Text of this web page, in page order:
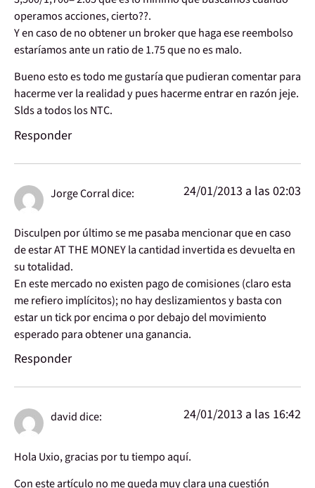
operamos acciones, cierto??.
Y en caso de no obtener un broker que haga ese reembolso
estaríamos ante un ratio de 1.75 que no es malo.
Bueno esto es todo me gustaría que pudieran comentar para
hacerme ver la realidad y pues hacerme entrar en razón jeje.
Slds a todos los NTC.
Responder
Jorge Corraldice: 24/01/2013 a las 02:03
Disculpen por último se me pasaba mencionar que en caso
de estar AT THE MONEY la cantidad invertida es devuelta en
su totalidad.
En este mercado no existen pago de comisiones (claro esta
me refiero implícitos); no hay deslizamientos y basta con
estar un tick por encima o por debajo del movimiento
esperado para obtener una ganancia.
Responder
daviddice: 24/01/2013 a las 16:42
Hola Uxio, gracias por tu tiempo aquí.
Con este artículo no me queda muy clara una cuestión